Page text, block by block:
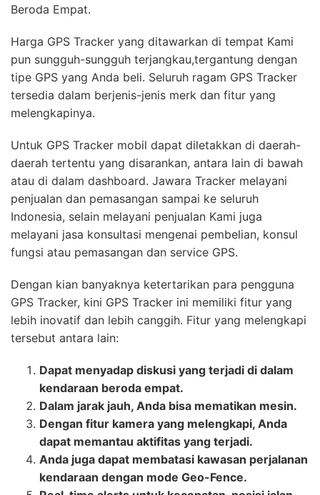
Beroda Empat.
Harga GPS Tracker yang ditawarkan di tempat Kami
pun sungguh-sungguh terjangkau,tergantung dengan
tipe GPS yang Anda beli. Seluruh ragam GPS Tracker
tersedia dalam berjenis-jenis merk dan fitur yang
melengkapinya.
Untuk GPS Tracker mobil dapat diletakkan di daerah-
daerah tertentu yang disarankan, antara lain di bawah
atau di dalam dashboard. Jawara Tracker melayani
penjualan dan pemasangan sampai ke seluruh
Indonesia, selain melayani penjualan Kami juga
melayani jasa konsultasi mengenai pembelian, konsul
fungsi atau pemasangan dan service GPS.
Dengan kian banyaknya ketertarikan para pengguna
GPS Tracker, kini GPS Tracker ini memiliki fitur yang
lebih inovatif dan lebih canggih. Fitur yang melengkapi
tersebut antara lain:
Dapat menyadap diskusi yang terjadi di dalam
kendaraan beroda empat.
Dalam jarak jauh, Anda bisa mematikan mesin.
Dengan fitur kamera yang melengkapi, Anda
dapat memantau aktifitas yang terjadi.
Anda juga dapat membatasi kawasan perjalanan
kendaraan dengan mode Geo-Fence.